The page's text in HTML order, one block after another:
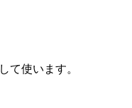
て使います。